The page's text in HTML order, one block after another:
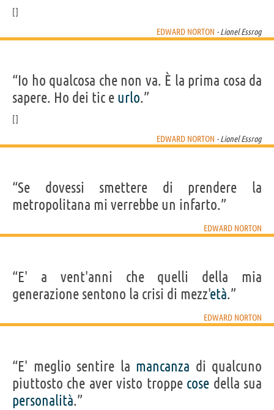
EDWARD NORTON - Lionel Essrog
“Io ho qualcosa che non va. È la prima cosa da
sapere. Ho dei tic e urlo.”
EDWARD NORTON - Lionel Essrog
“Se dovessi smettere di prendere la
metropolitana mi verrebbe un infarto.”
EDWARD NORTON
“E' a vent'anni che quelli della mia
generazione sentono la crisi di mezz'età.”
EDWARD NORTON
“E' meglio sentire la mancanza di qualcuno
piuttosto che aver visto troppe cose della sua
personalità.”